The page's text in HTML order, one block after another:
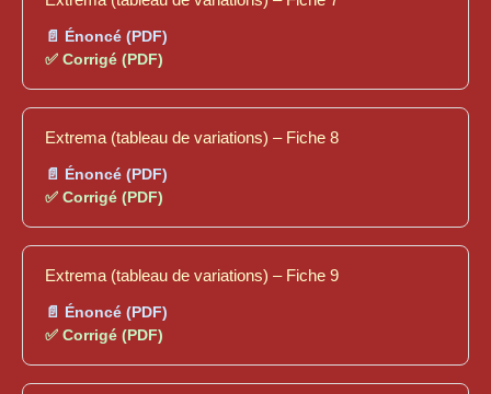
📄 Énoncé (PDF)
✅ Corrigé (PDF)
Extrema (tableau de variations) – Fiche 8
📄 Énoncé (PDF)
✅ Corrigé (PDF)
Extrema (tableau de variations) – Fiche 9
📄 Énoncé (PDF)
✅ Corrigé (PDF)